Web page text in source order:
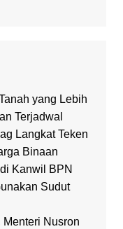
yang Lebih
Terjadwal
Langkat Teken
Binaan
Kanwil BPN
Sudut
Nusron